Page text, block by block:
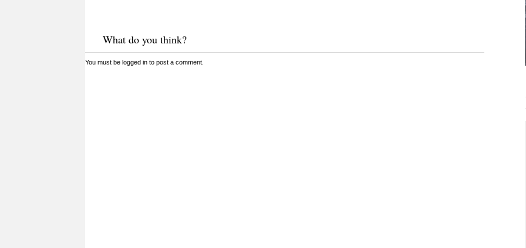
What do you think?
You must be logged into post a comment.